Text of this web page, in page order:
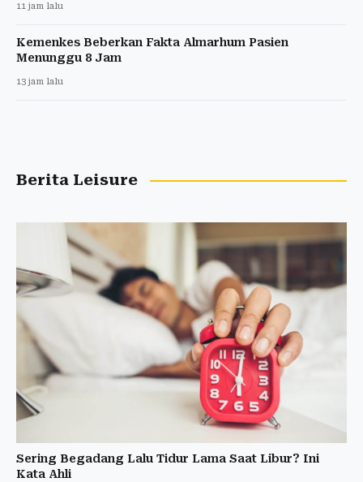
11 jam lalu
Kemenkes Beberkan Fakta Almarhum Pasien
Menunggu 8 Jam
13 jam lalu
Berita Leisure
Sering Begadang Lalu Tidur Lama Saat Libur? Ini
Kata Ahli